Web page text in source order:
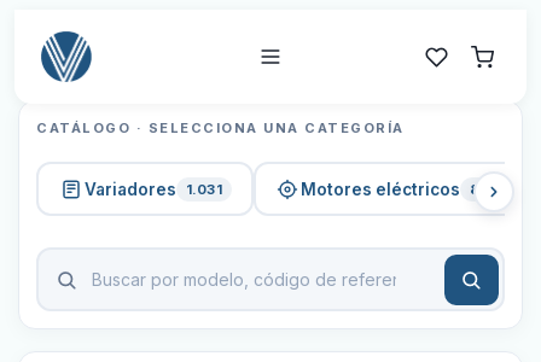
CATÁLOGO · SELECCIONA UNA CATEGORÍA
Variadores 1.031 Motores eléctricos 820